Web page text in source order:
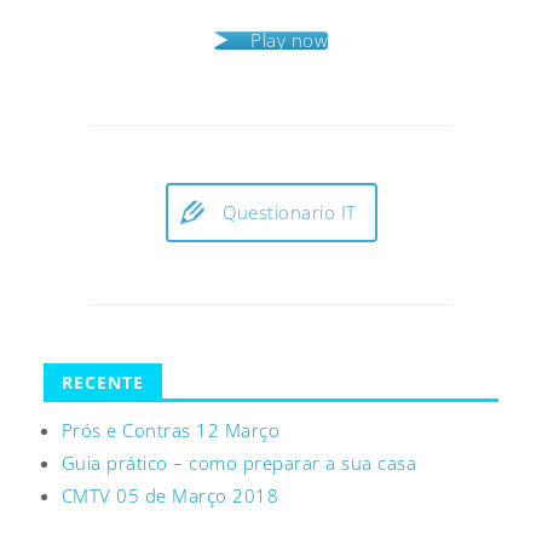
Play now
Questionario IT
RECENTE
Prós e Contras 12 Março
Guia prático – como preparar a sua casa
CMTV 05 de Março 2018